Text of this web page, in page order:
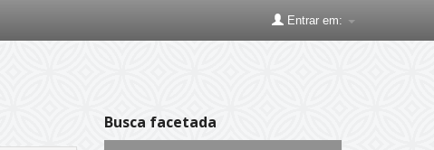
Entrar em:
Busca facetada